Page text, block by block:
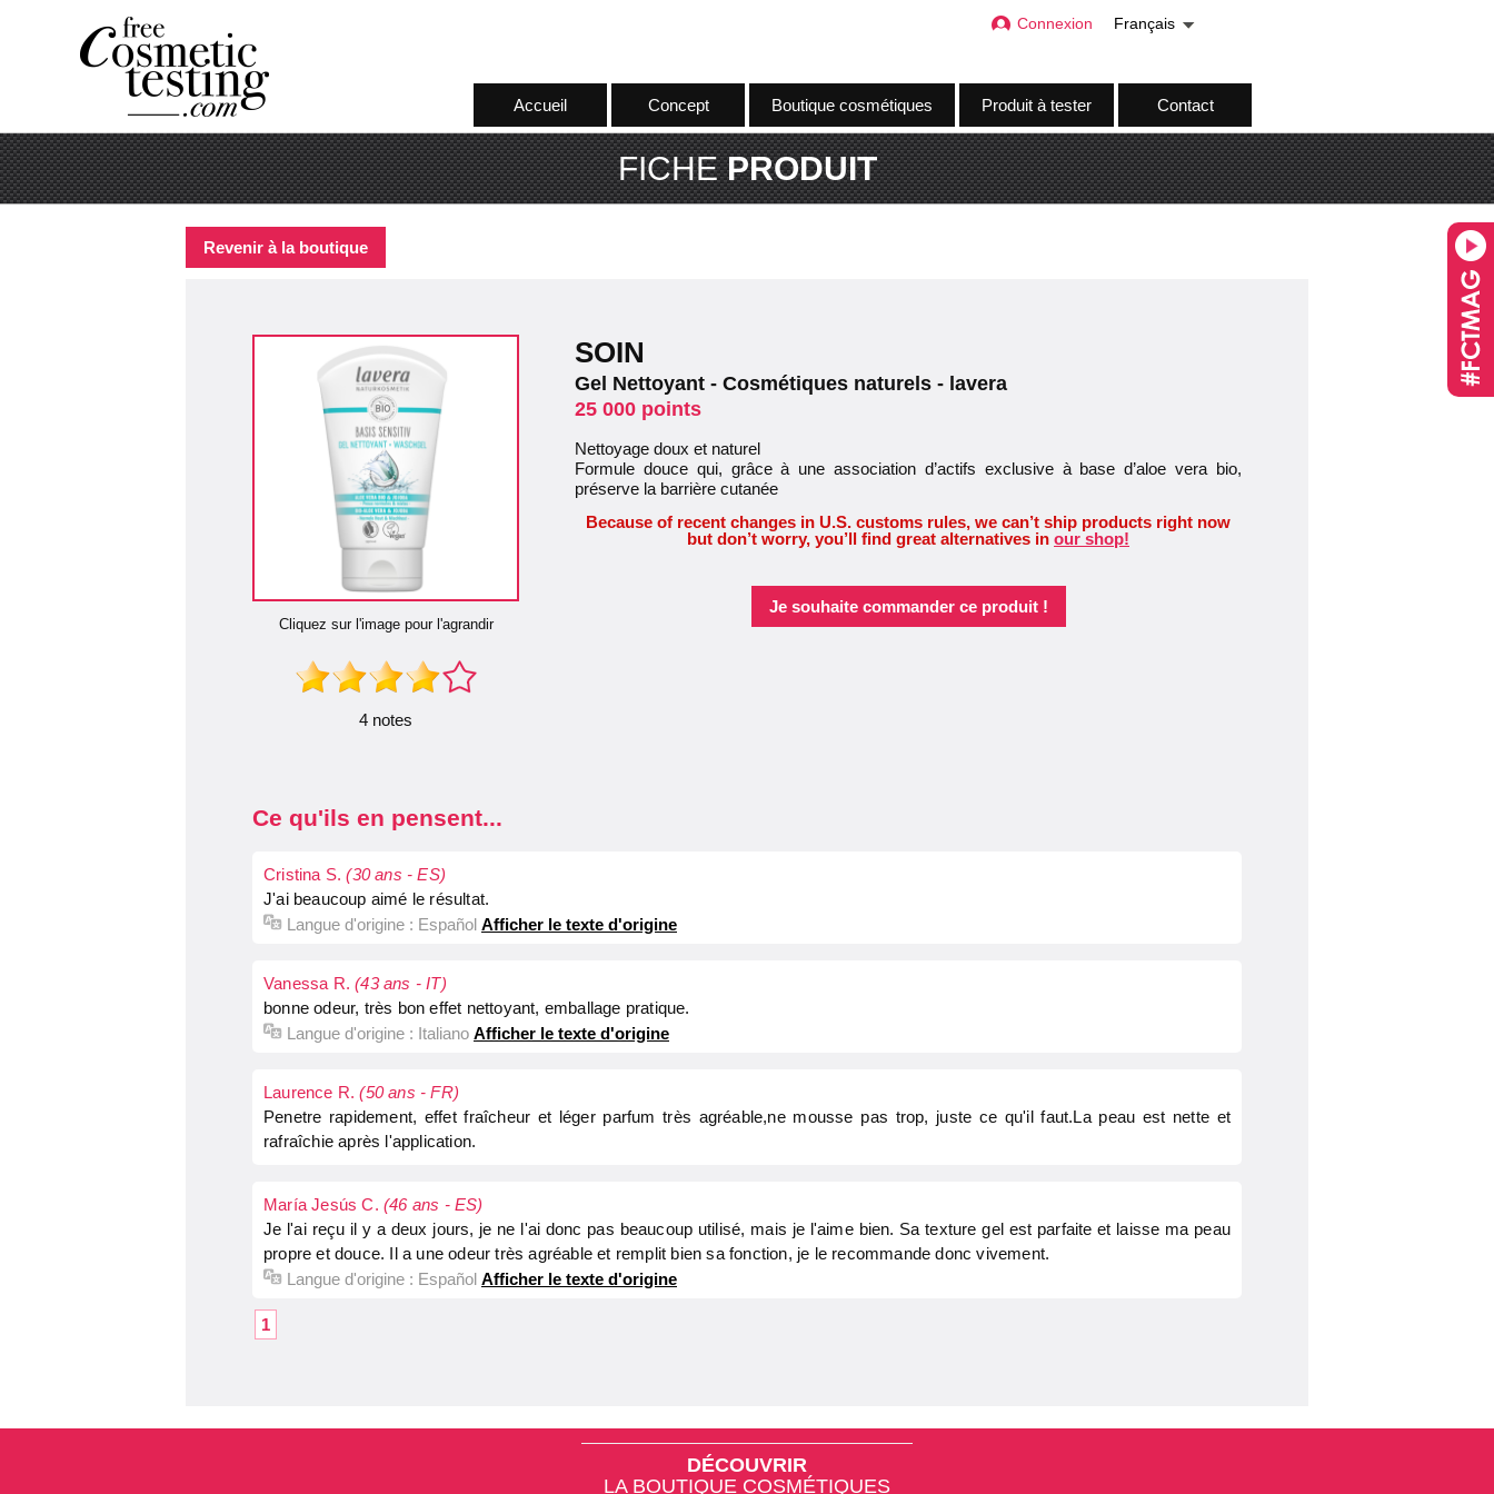
Accueil Concept Boutique cosmétiques Produit à tester Contact
Connexion Français
FICHEPRODUIT
Revenir à la boutique
Cliquez sur l'image pour l'agrandir
4 notes
SOIN
Gel Nettoyant - Cosmétiques naturels - lavera
25 000 points
Nettoyage doux et naturel
Formule douce qui, grâce à une association d’actifs exclusive à base d’aloe vera bio,
préserve la barrière cutanée
Because of recent changes in U.S. customs rules, we can’t ship products right now
but don’t worry, you’ll find great alternatives in our shop!
Je souhaite commander ce produit !
Ce qu'ils en pensent...
Cristina S.(30 ans - ES)
J'ai beaucoup aimé le résultat.
Langue d'origine : Español Afficher le texte d'origine
Vanessa R.(43 ans - IT)
bonne odeur, très bon effet nettoyant, emballage pratique.
Langue d'origine : Italiano Afficher le texte d'origine
Laurence R.(50 ans - FR)
Penetre rapidement, effet fraîcheur et léger parfum très agréable,ne mousse pas trop, juste ce qu'il faut.La peau est nette et
rafraîchie après l'application.
María Jesús C. (46 ans - ES)
Je l'ai reçu il y a deux jours, je ne l'ai donc pas beaucoup utilisé, mais je l'aime bien. Sa texture gel est parfaite et laisse ma peau
propre et douce. Il a une odeur très agréable et remplit bien sa fonction, je le recommande donc vivement.
Langue d'origine : Español Afficher le texte d'origine
1
DÉCOUVRIR
LA BOUTIQUE COSMÉTIQUES